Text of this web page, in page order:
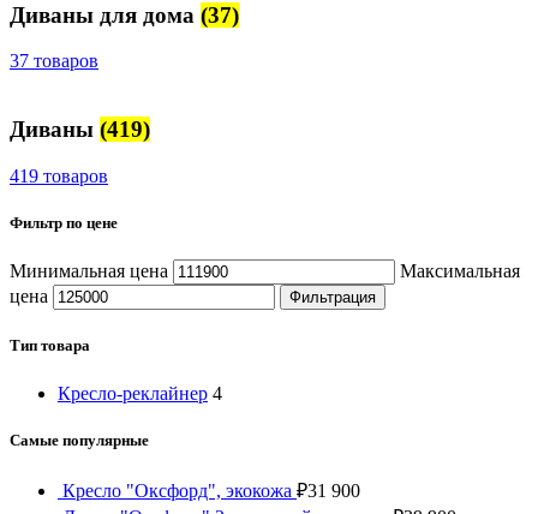
Диваны для дома (37)
37 товаров
Диваны (419)
419 товаров
Фильтр по цене
Минимальная цена
Максимальная
цена
Фильтрация
Тип товара
Кресло-реклайнер 4
Самые популярные
Кресло "Оксфорд", экокожа ₽31 900